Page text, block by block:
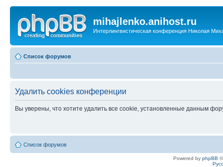
mihajlenko.anihost.ru
Интерлингвистическая конференция Николая
Список форумов
Удалить cookies конференции
Вы уверены, что хотите удалить все cookie, установленные данным
Список форумов
Powered by phpBB